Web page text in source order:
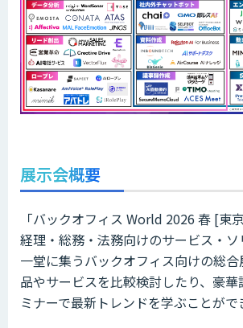
展示会概要
「バックオフィス World 2026 春 [東
経理・総務・法務向けのサービス・
一堂に集うバックオフィス向けの総
品やサービスを比較検討したり、豪華
ミナーで最新トレンドを学ぶことがで